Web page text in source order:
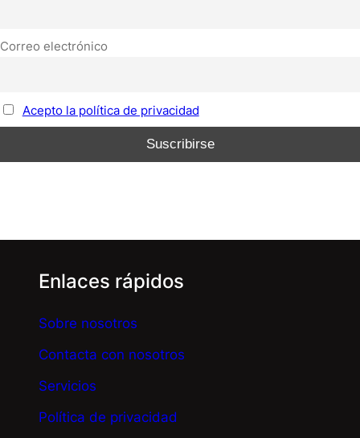
Correo electrónico
Acepto la política de privacidad
Enlaces rápidos
Sobre nosotros
Contacta con nosotros
Servicios
Política de privacidad